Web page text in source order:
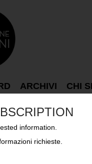
information.
richieste.
ARCHIVI CHI